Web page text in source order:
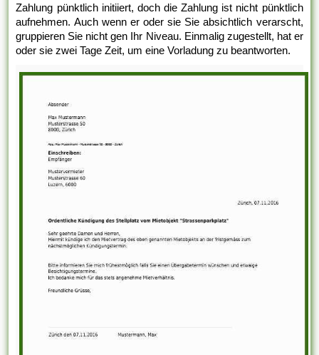
Zahlung pünktlich initiiert, doch die Zahlung ist nicht pünktlich
aufnehmen. Auch wenn er oder sie Sie absichtlich verarscht,
gruppieren Sie nicht gen Ihr Niveau. Einmalig zugestellt, hat er
oder sie zwei Tage Zeit, um eine Vorladung zu beantworten.